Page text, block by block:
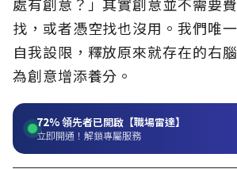
找，或者憑空找也沒用。我們唯
自我設限，釋放原來就存在的右
為創意增添養分。
72%領先者已開啟【職場雷達】
立即開通！解鎖專屬服務